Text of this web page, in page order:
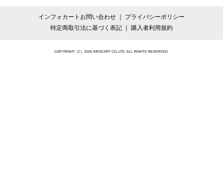
インフォカートお問い合わせ
プライバシーポリシー
特定商取引法に基づく表記
購入者利用規約
COPYRIGHT（C）2026 INFOCART CO.,LTD. ALL RIGHTS RESERVED.